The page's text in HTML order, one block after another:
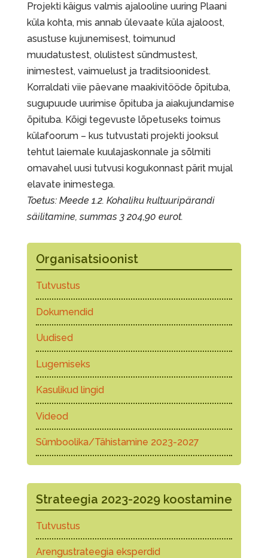
Projekti käigus valmis ajalooline uuring Plaani
küla kohta, mis annab ülevaate küla ajaloost,
asustuse kujunemisest, toimunud
muudatustest, olulistest sündmustest,
inimestest, vaimuelust ja traditsioonidest.
Korraldati viie päevane maakivitööde õpituba,
sugupuude uurimise õpituba ja aiakujundamise
õpituba. Kõigi tegevuste lõpetuseks toimus
külafoorum – kus tutvustati projekti jooksul
tehtut laiemale kuulajaskonnale ja sõlmiti
omavahel uusi tutvusi kogukonnast pärit mujal
elavate inimestega.
Toetus: Meede 1.2. Kohaliku kultuuripärandi
säilitamine, summas 3 204,90 eurot.
Organisatsioonist
Tutvustus
Dokumendid
Uudised
Lugemiseks
Kasulikud lingid
Videod
Sümboolika/Tähistamine 2023-2027
Strateegia 2023-2029 koostamine
Tutvustus
Arengustrateegia eksperdid